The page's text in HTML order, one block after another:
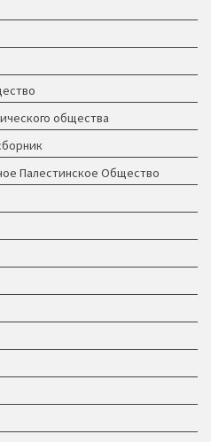
общества
Палестинское Общество